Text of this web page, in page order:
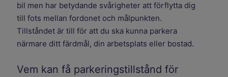
bil men har betydande svårigheter att förflytta dig
till fots mellan fordonet och målpunkten.
Tillståndet är till för att du ska kunna parkera
närmare ditt färdmål, din arbetsplats eller bostad.
Vem kan få parkeringstillstånd för